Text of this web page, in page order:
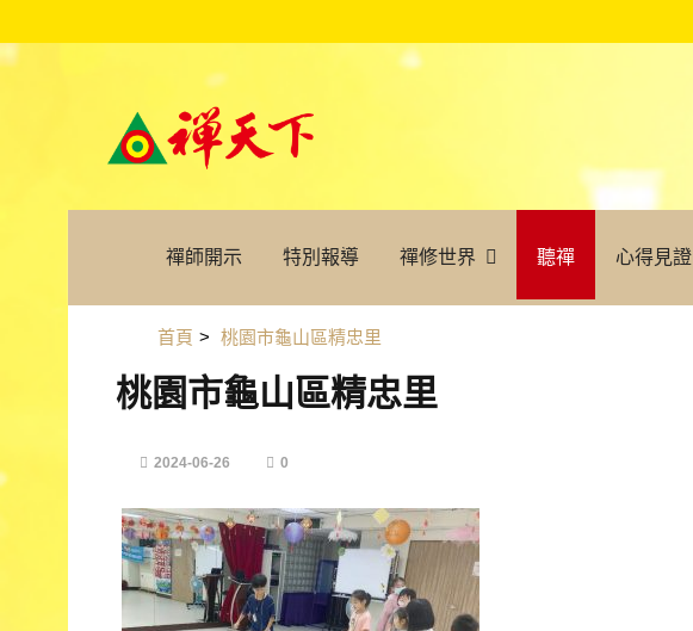
禪師開示 特別報導 禪修世界 聽禪 心得見證
首頁 > 桃園市龜山區精忠里
桃園市龜山區精忠里
2024-06-26 0